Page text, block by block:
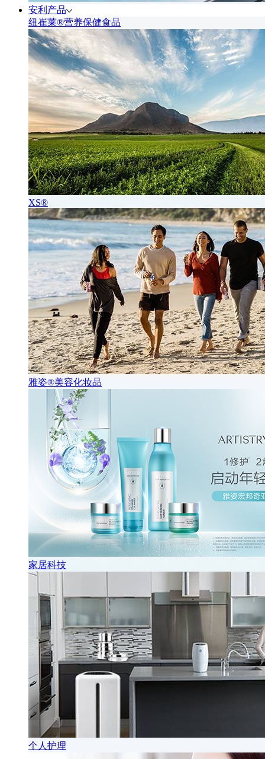
安利产品
纽崔莱®营养保健食品
XS®
雅姿®美容化妆品
家居科技
个人护理